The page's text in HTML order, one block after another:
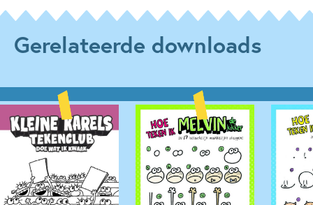
Gerelateerde downloads